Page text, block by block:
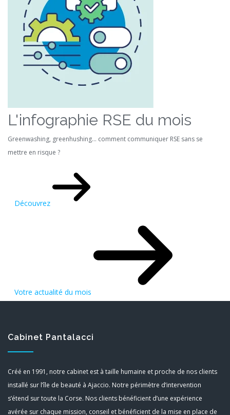
L'infographie RSE du mois
Greenwashing, greenhushing… comment communiquer RSE sans se
mettre en risque ?
Découvrez
Votre actualité du mois
Cabinet Pantalacci
Créé en 1991, notre cabinet est à taille humaine et proche de nos clients
installé sur l’île de beauté à Ajaccio. Notre périmètre d’intervention
s’étend sur toute la Corse. Nos clients bénéficient d’une expérience
avérée sur chaque mission, conseil et bénéficient de la mise en place de